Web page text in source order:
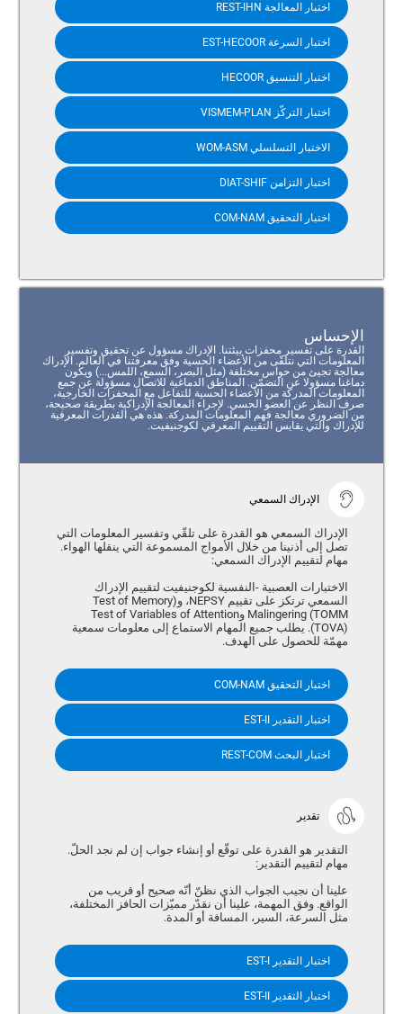
اختبار المعالجة REST-IHN
اختبار السرعة EST-HECOOR
اختبار التنسيق HECOOR
اختبار التركّز VISMEM-PLAN
الاختبار التسلسلي WOM-ASM
اختبار التزامن DIAT-SHIF
اختبار التحقيق COM-NAM
الإحساس
القدرة على تفسير محفزات بيئتنا. الإدراك مسؤول عن تحقيق وتفسير
المعلومات التي نتلقّى من الأعضاء الحسية وفق معرفتنا في العالم. الإدراك
معالجة تجيئ من حواس مختلفة (مثل البصر، السمع، اللمس...) ويكون
دماغنا مسؤولا عن التضمّن. المناطق الدماغية للاتصال مسؤولة عن جمع
المعلومات المدركة من الأعضاء الحسية للتفاعل مع المحفزات الخارجية،
صرف النظر عن العضو الحسي. لإجراء المعالجة الإدراكية بطريقة صحيحة،
من الضروري معالجة فهم المعلومات المدركة. هذه هي القدرات المعرفية
للإدراك والتي يقايس التقييم المعرفي لكوجنيفيت.
الإدراك السمعي
الإدراك السمعي هو القدرة على تلقّي وتفسير المعلومات التي
تصل إلى أذنينا من خلال الأمواج المسموعة التي ينقلها الهواء.
مهام لتقييم الإدراك السمعي:
الاختبارات العصبية -النفسية لكوجنيفيت لتقييم الإدراك
السمعي ترتكز على تقييم NEPSY، و(Test of Memory
Malingering (TOMM وTest of Variables of Attention
(TOVA). يطلب جميع المهام الاستماع إلى معلومات سمعية
مهمّة للحصول على الهدف.
اختبار التحقيق COM-NAM
اختبار التقدير EST-II
اختبار البحث REST-COM
تقدير
التقدير هو القدرة على توقّع أو إنشاء جواب إن لم نجد الحلّ.
مهام لتقييم التقدير:
علينا أن نجيب الجواب الذي نظنّ أنّه صحيح أو قريب من
الواقع. وفق المهمة، علينا أن نقدّر مميّزات الحافز المختلفة،
مثل السرعة، السير، المسافة أو المدة.
اختبار التقدير EST-I
اختبار التقدير EST-II